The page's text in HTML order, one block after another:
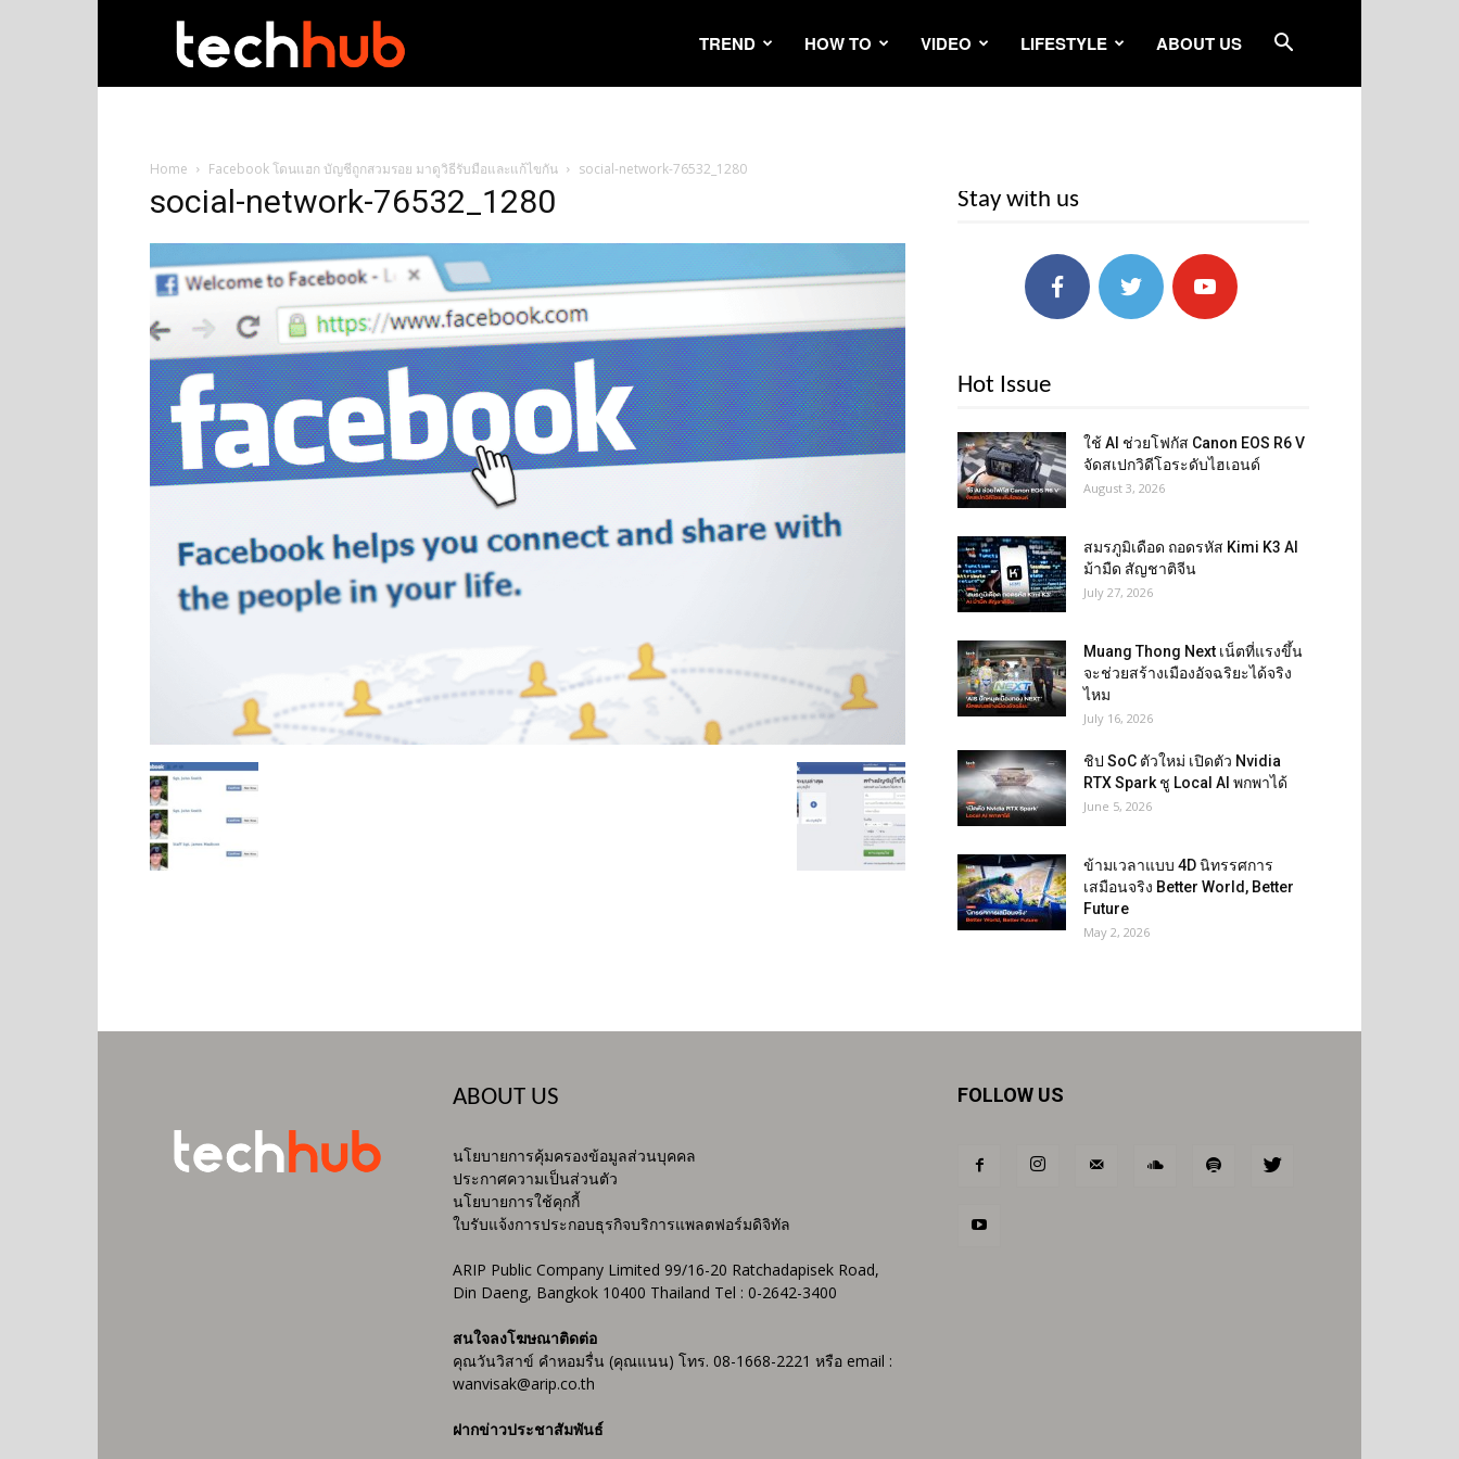
TREND HOW TO VIDEO LIFESTYLE ABOUT US
Home Facebook โดนแฮก บัญชีถูกสวมรอย มาดูวิธีรับมือและแก้ไขกัน social-network-76532_1280
social-network-76532_1280 Stay with us
Hot Issue
ใช้ AI ช่วยโฟกัส Canon EOS R6 V
จัดสเปกวิดีโอระดับไฮเอนด์
August 3, 2026
สมรภูมิเดือด ถอดรหัส Kimi K3 AI
ม้ามืด สัญชาติจีน
July 27, 2026
Muang Thong Next เน็ตที่แรงขึ้น
จะช่วยสร้างเมืองอัจฉริยะได้จริง
ไหม
July 16, 2026
ชิป SoC ตัวใหม่ เปิดตัว Nvidia
RTX Spark ชู Local AI พกพาได้
June 5, 2026
ข้ามเวลาแบบ 4D นิทรรศการ
เสมือนจริง Better World, Better
Future
May 2, 2026
ABOUT US
นโยบายการคุ้มครองข้อมูลส่วนบุคคล
ประกาศความเป็นส่วนตัว
นโยบายการใช้คุกกี้
ใบรับแจ้งการประกอบธุรกิจบริการแพลตฟอร์มดิจิทัล
ARIP Public Company Limited 99/16-20 Ratchadapisek Road,
Din Daeng, Bangkok 10400 Thailand Tel : 0-2642-3400
สนใจลงโฆษณาติดต่อ
คุณวันวิสาข์ คำหอมรื่น (คุณแนน) โทร. 08-1668-2221 หรือ email :
wanvisak@arip.co.th
ฝากข่าวประชาสัมพันธ์
FOLLOW US